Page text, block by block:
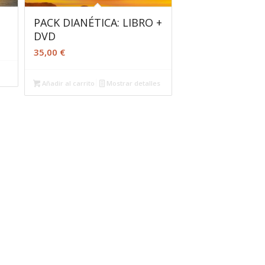
PACK DIANÉTICA: LIBRO +
DVD
35,00 €
Añadir al carrito Mostrar detalles